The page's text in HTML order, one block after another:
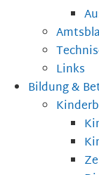
Links
Bildung &